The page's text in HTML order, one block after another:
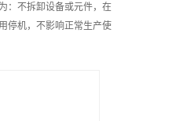
：不拆卸设备或元件，在
停机，不影响正常生产使